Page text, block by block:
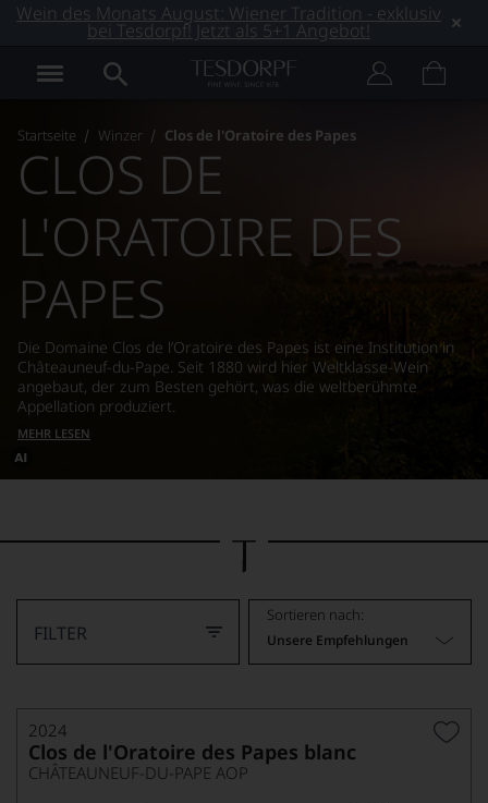
Wein des Monats August: Wiener Tradition - exklusiv
bei Tesdorpf! Jetzt als 5+1 Angebot!
Startseite Winzer Clos de l'Oratoire des Papes
Dieses
von
CLOS DE
L'ORATOIRE DES
PAPES
Die Domaine Clos de l’Oratoire des Papes ist eine Institution in
Châteauneuf-du-Pape. Seit 1880 wird hier Weltklasse-Wein
angebaut, der zum Besten gehört, was die weltberühmte
Appellation produziert.
MEHR LESEN
FILTER
Sortieren nach:
Unsere Empfehlungen
2024
Clos de l'Oratoire des Papes blanc
CHÂTEAUNEUF-DU-PAPE AOP